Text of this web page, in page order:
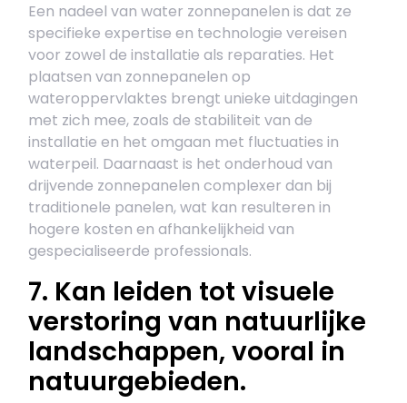
Een nadeel van water zonnepanelen is dat ze
specifieke expertise en technologie vereisen
voor zowel de installatie als reparaties. Het
plaatsen van zonnepanelen op
wateroppervlaktes brengt unieke uitdagingen
met zich mee, zoals de stabiliteit van de
installatie en het omgaan met fluctuaties in
waterpeil. Daarnaast is het onderhoud van
drijvende zonnepanelen complexer dan bij
traditionele panelen, wat kan resulteren in
hogere kosten en afhankelijkheid van
gespecialiseerde professionals.
7. Kan leiden tot visuele
verstoring van natuurlijke
landschappen, vooral in
natuurgebieden.